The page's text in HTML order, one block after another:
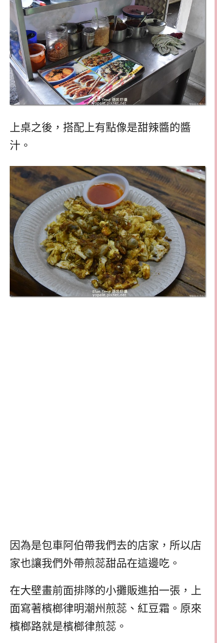
上桌之後，搭配上有點像是甜辣醬的醬
汁。
因為是包車阿伯帶我們去的店家，所以店
家也讓我們外帶煎蕊甜品在這邊吃。
在大壁畫前面排隊的小攤販進拍一張，上
面寫著檳榔律明潮州煎蕊、紅豆霜。原來
檳榔路就是檳榔律煎蕊。